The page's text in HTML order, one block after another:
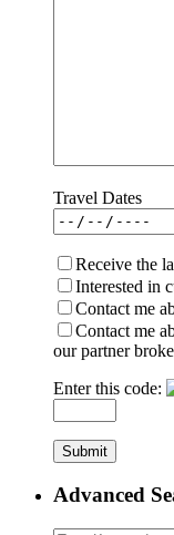
Travel Dates
Receive the
Interested in
Contact me
Contact me
our partner
Enter this code:
Advanced